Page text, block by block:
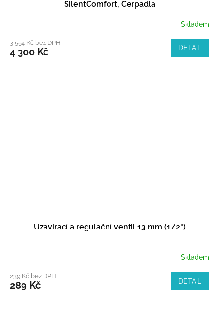
SilentComfort, Čerpadla
Skladem
3 554 Kč bez DPH
4 300 Kč DETAIL
Uzavírací a regulační ventil 13 mm (1/2")
Skladem
239 Kč bez DPH
289 Kč DETAIL